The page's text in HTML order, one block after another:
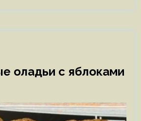
оладьи с яблоками